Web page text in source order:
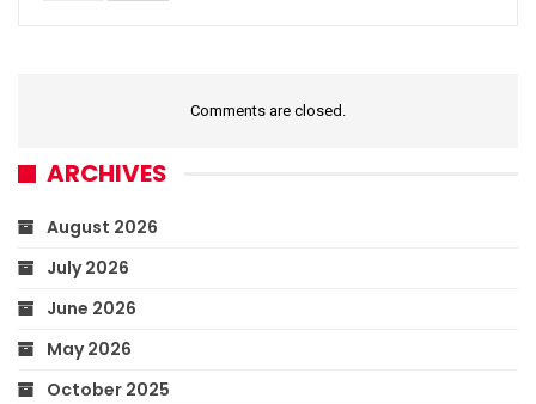
Comments are closed.
ARCHIVES
August 2026
July 2026
June 2026
May 2026
October 2025